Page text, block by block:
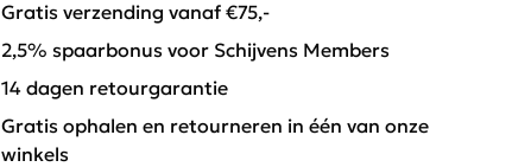
Gratis verzending vanaf €75,-
2,5% spaarbonus voor Schijvens Members
14 dagen retourgarantie
Gratis ophalen en retourneren in één van onze
winkels